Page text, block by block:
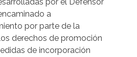
por el Defensor
a
por parte de la
derechos de promoción
de incorporación